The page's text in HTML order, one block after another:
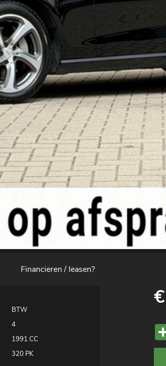
Financieren / leasen?
BTW
4
1991 CC
320 PK